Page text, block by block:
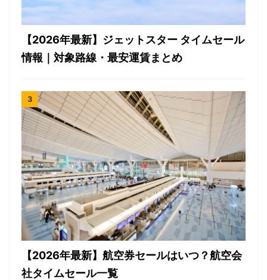
【2026年最新】ジェットスター タイムセール
情報｜対象路線・最安運賃まとめ
【2026年最新】航空券セールはいつ？航空会
社タイムセール一覧